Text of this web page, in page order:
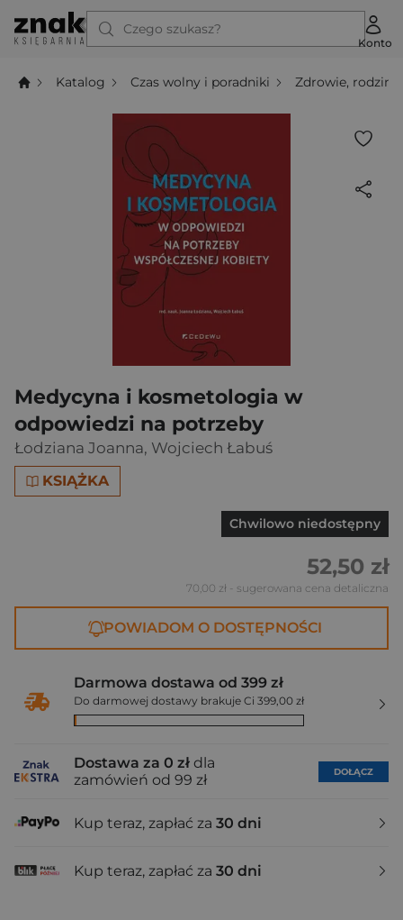
Czego szukasz?
Konto
Katalog Czas wolny i poradniki Zdrowie,
Medycyna i kosmetologia w
odpowiedzi na potrzeby
Łodziana Joanna, Wojciech Łabuś
KSIĄŻKA
Chwilowo niedostępny
52,50 zł
70,00 zł - sugerowana cena detaliczna
POWIADOM O DOSTĘPNOŚCI
Darmowa dostawa od 399 zł
Do darmowej dostawy brakuje Ci 399,00 zł
Dostawa za 0 zł dla
zamówień od 99 zł
DOŁĄCZ
Kup teraz, zapłać za 30 dni
Kup teraz, zapłać za 30 dni